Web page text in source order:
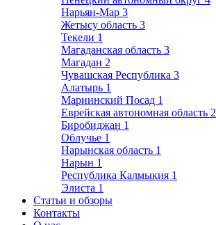
Нарьян-Мар 3
Жетысу область 3
Текели 1
Магаданская область 3
Магадан 2
Чувашская Республика 3
Алатырь 1
Мариинский Посад 1
Еврейская автономная область 2
Биробиджан 1
Облучье 1
Нарынская область 1
Нарын 1
Республика Калмыкия 1
Элиста 1
Статьи и обзоры
Контакты